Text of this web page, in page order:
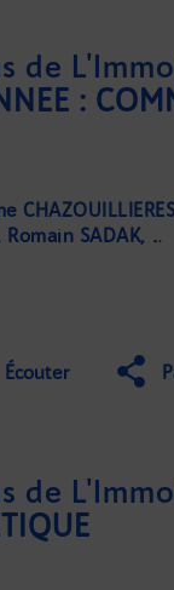
de
CHAZOUILLIERES
Romain SADAK
Écouter
de